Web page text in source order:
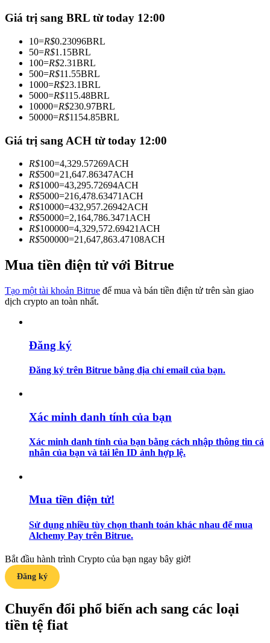
Trở thành Nhà giao dịch Sao chép
Tận hưởng chia sẻ lợi nhuận và hoa hồng giao dịch sao chép
Thông tin
Hướng dẫn
Học cách duy trì lợi nhuận
Giá trị sang BRL từ today 12:00
10=R$0.23096BRL
50=R$1.15BRL
100=R$2.31BRL
500=R$11.55BRL
1000=R$23.1BRL
5000=R$115.48BRL
10000=R$230.97BRL
50000=R$1154.85BRL
Giá trị sang ACH từ today 12:00
R$100=4,329.57269ACH
R$500=21,647.86347ACH
R$1000=43,295.72694ACH
R$5000=216,478.63471 ACH
R$10000=432,957.26942ACH
R$50000=2,164,786.3471 ACH
R$100000=4,329,572.69421 ACH
R$500000=21,647,863.47108ACH
Mua tiền điện tử với Bitrue
Tạo một tài khoản Bitrue để mua và bán tiền điện tử trên sàn giao
dịch crypto an toàn nhất.
Đăng ký
Đăng ký trên Bitrue bằng địa chỉ email của bạn.
Xác minh danh tính của bạn
Xác minh danh tính của bạn bằng cách nhập thông tin cá
nhân của bạn và tải lên ID ảnh hợp lệ.
Mua tiền điện tử!
Sử dụng nhiều tùy chọn thanh toán khác nhau để mua
Alchemy Pay trên Bitrue.
Bắt đầu hành trình Crypto của bạn ngay bây giờ!
Đăng ký
Chuyển đổi phổ biến ach sang các loại
tiền tệ fiat